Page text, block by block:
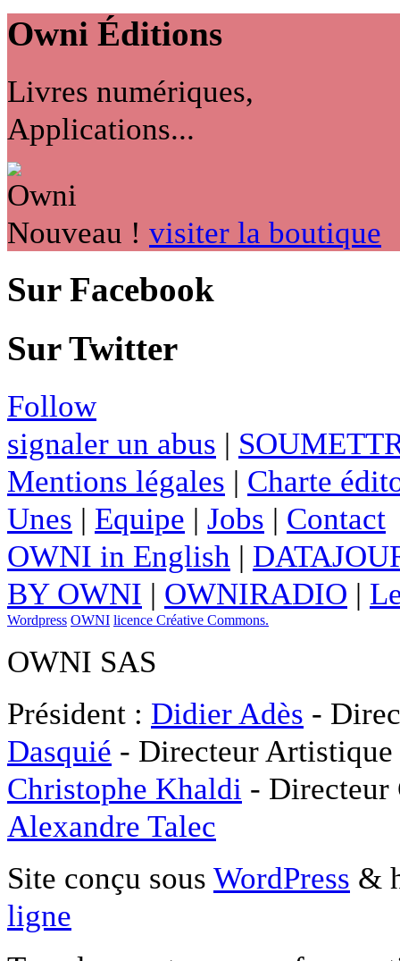
Owni Éditions
Livres numériques,
Applications...
Nouveau ! visiter la boutique
Sur Facebook
Sur Twitter
Follow
signaler un abus |
Mentions légales | Charte
Unes | Equipe | Jobs | Contact
OWNI in English |
BY OWNI | OWNIRADIO |
Wordpress OWNI licence Créative Commons.
OWNI SAS
Président : Didier Adès -
Dasquié - Directeur
Christophe Khaldi -
Alexandre Talec
Site conçu sous WordPress &
ligne